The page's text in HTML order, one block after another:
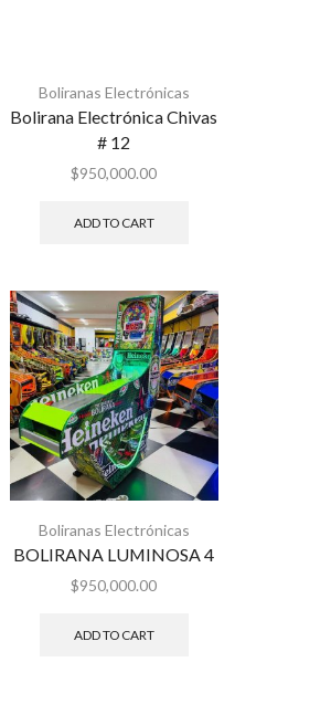
Boliranas Electrónicas
Bolirana Electrónica Chivas
# 12
$950,000.00
ADD TO CART
Boliranas Electrónicas
BOLIRANA LUMINOSA 4
$950,000.00
ADD TO CART